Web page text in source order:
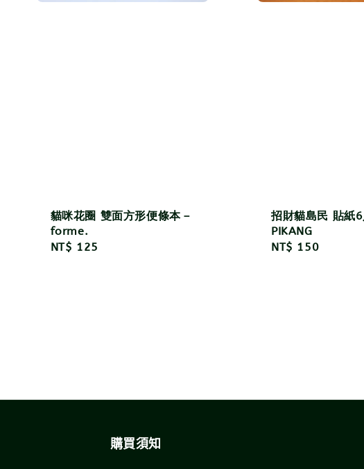
貓咪花圈 雙面方形便條本－
forme.
Regular
NT$ 125
招財貓島民 貼紙
PIKANG
Regular
NT$ 150
購買須知